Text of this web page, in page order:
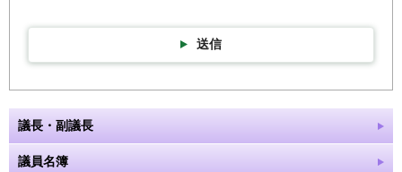
送信
議長・副議長
議員名簿